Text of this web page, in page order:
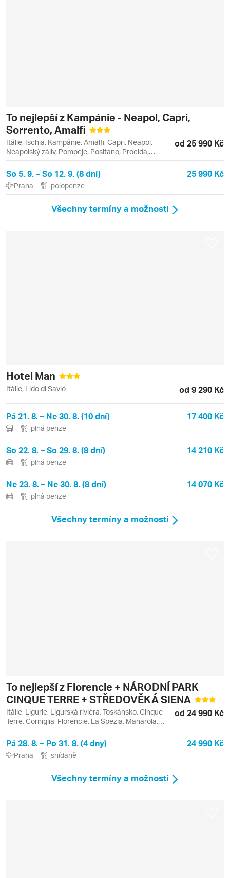
To nejlepší z Kampánie - Neapol, Capri,
Sorrento, Amalfi
Itálie, Ischia, Kampánie, Amalfi, Capri, Neapol,
Neapolský záliv, Pompeje, Positano, Procida,
Sorrento
od 25 990 Kč
So 5. 9. – So 12. 9. (8 dní) 25 990 Kč
Praha polopenze
Všechny termíny a možnosti
Hotel Man
Itálie, Lido di Savio od 9 290 Kč
Pá 21. 8. – Ne 30. 8. (10 dní) 17 400 Kč
plná penze
So 22. 8. – So 29. 8. (8 dní) 14 210 Kč
plná penze
Ne 23. 8. – Ne 30. 8. (8 dní) 14 070 Kč
plná penze
Všechny termíny a možnosti
To nejlepší z Florencie + NÁRODNÍ PARK
CINQUE TERRE + STŘEDOVĚKÁ SIENA
Itálie, Ligurie, Ligurská riviéra, Toskánsko, Cinque
Terre, Corniglia, Florencie, La Spezia, Manarola,
Riomaggiore, Siena, Vernazza
od 24 990 Kč
Pá 28. 8. – Po 31. 8. (4 dny) 24 990 Kč
Praha snídaně
Všechny termíny a možnosti